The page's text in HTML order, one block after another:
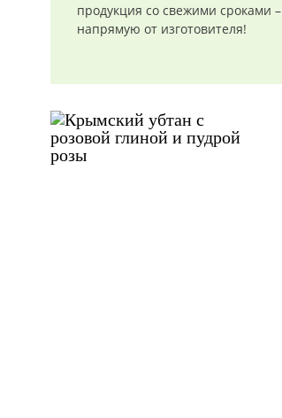
продукция со свежими сроками –
напрямую от изготовителя!